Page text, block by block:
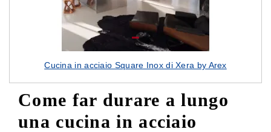
Cucina in acciaio Square Inox di Xera by Arex
Come far durare a lungo
una cucina in acciaio